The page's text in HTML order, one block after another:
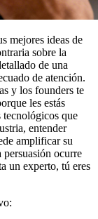
mejores ideas de
sobre la
de una
de atención.
y los founders te
les estás
tecnológicos que
entender
amplificar su
ocurre
un experto, tú eres